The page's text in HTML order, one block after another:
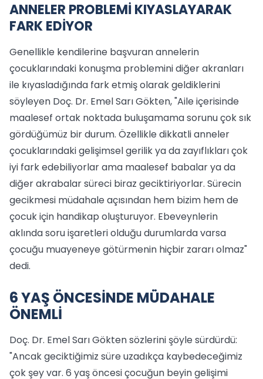
ANNELER PROBLEMİ KIYASLAYARAK
FARK EDİYOR
Genellikle kendilerine başvuran annelerin
çocuklarındaki konuşma problemini diğer akranları
ile kıyasladığında fark etmiş olarak geldiklerini
söyleyen Doç. Dr. Emel Sarı Gökten, "Aile içerisinde
maalesef ortak noktada buluşamama sorunu çok sık
gördüğümüz bir durum. Özellikle dikkatli anneler
çocuklarındaki gelişimsel gerilik ya da zayıflıkları çok
iyi fark edebiliyorlar ama maalesef babalar ya da
diğer akrabalar süreci biraz geciktiriyorlar. Sürecin
gecikmesi müdahale açısından hem bizim hem de
çocuk için handikap oluşturuyor. Ebeveynlerin
aklında soru işaretleri olduğu durumlarda varsa
çocuğu muayeneye götürmenin hiçbir zararı olmaz"
dedi.
6 YAŞ ÖNCESİNDE MÜDAHALE
ÖNEMLİ
Doç. Dr. Emel Sarı Gökten sözlerini şöyle sürdürdü:
"Ancak geciktiğimiz süre uzadıkça kaybedeceğimiz
çok şey var. 6 yaş öncesi çocuğun beyin gelişimi